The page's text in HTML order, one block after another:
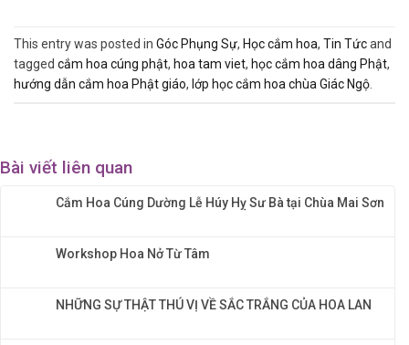
This entry was posted in Góc Phụng Sự, Học cắm hoa, Tin Tứcand
tagged cắm hoa cúng phật, hoa tam viet, học cắm hoa dâng Phật,
hướng dẫn cắm hoa Phật giáo, lớp học cắm hoa chùa Giác Ngộ.
Bài viết liên quan
Cắm Hoa Cúng Dường Lễ Húy Hỵ Sư Bà tại Chùa Mai Sơn
Workshop Hoa Nở Từ Tâm
NHỮNG SỰ THẬT THÚ VỊ VỀ SẮC TRẮNG CỦA HOA LAN